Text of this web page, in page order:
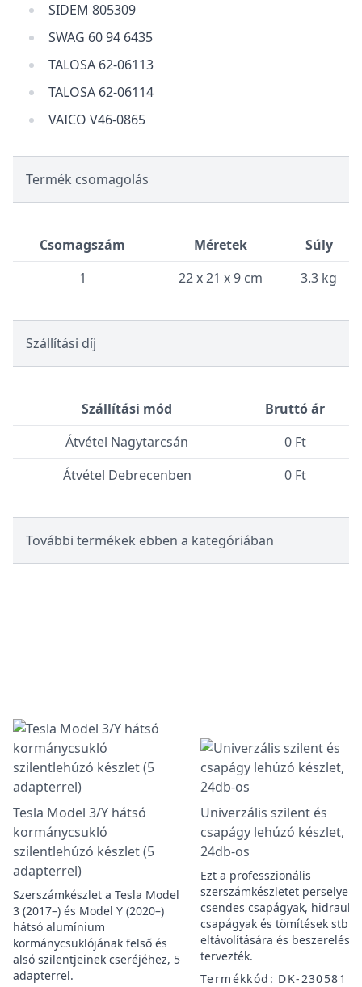
SIDEM 805309
SWAG 60 94 6435
TALOSA 62-06113
TALOSA 62-06114
VAICO V46-0865
Termék csomagolás
Csomagszám Méretek
Súly
1
22 x 21 x 9 cm 3.3 kg
Szállítási díj
Szállítási mód
Bruttó ár
Átvétel Nagytarcsán
0 Ft
Átvétel Debrecenben
0 Ft
További termékek ebben a kategóriában
Tesla Model 3/Y hátsó
kormánycsukló
szilentlehúzó készlet (5
adapterrel)
Szerszámkészlet a Tesla Model
3 (2017–) és Model Y (2020–)
hátsó alumínium
kormánycsuklójának felső és
alsó szilentjeinek cseréjéhez, 5
adapterrel.
Univerzális szilent és
csapágy lehúzó készlet,
24db-os
Ezt a professzionális
szerszámkészletet perselyek,
csendes csapágyak,
csapágyak és tömítések stb.
eltávolítására és
tervezték.
Termékkód: DK-230581